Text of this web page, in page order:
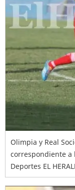
Olimpia y Real
correspondiente a
Deportes EL